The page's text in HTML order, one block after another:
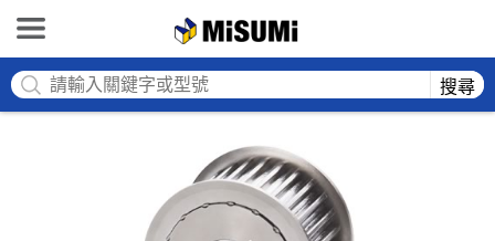
搜尋